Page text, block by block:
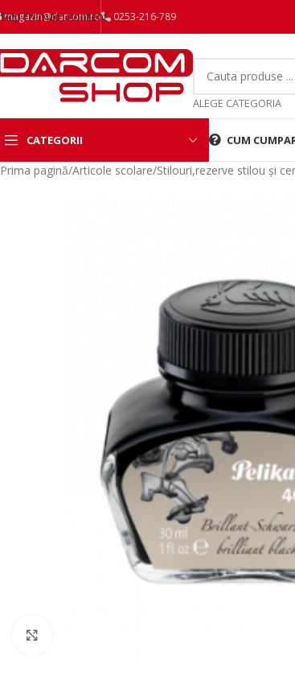
Skip to main content
magazin@darcom.ro 0253-216-789
ALEGE CATEGORIA
CATEGORII CUM
Prima pagină/Articole scolare/Stilouri,rezerve stilou și